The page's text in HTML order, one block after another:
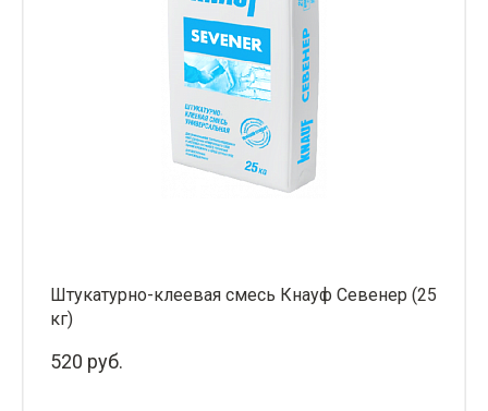
Штукатурно-клеевая смесь Кнауф Севенер (25
кг)
520 руб.